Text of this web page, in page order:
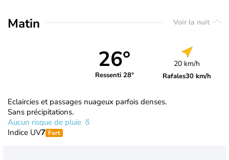
Matin Voir la nuit
26°
Ressenti 28°
20 km/h
Rafales30 km/h
Eclaircies et passages nuageux parfois denses.
Sans précipitations.
Aucun risque de pluie
Indice UV7 Fort